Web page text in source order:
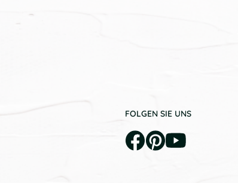
FOLGEN SIE UNS